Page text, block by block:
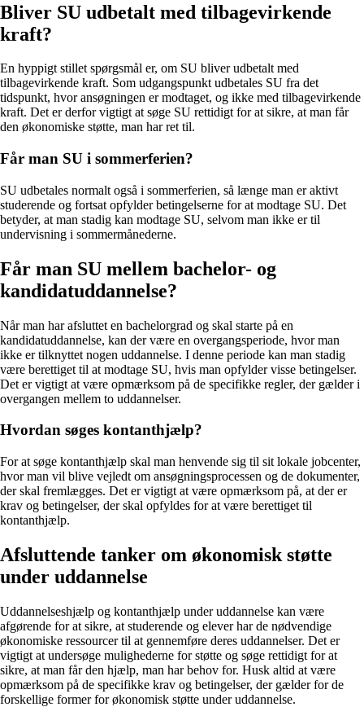
Bliver SU udbetalt med tilbagevirkende
kraft?
En hyppigt stillet spørgsmål er, om SU bliver udbetalt med
tilbagevirkende kraft. Som udgangspunkt udbetales SU fra det
tidspunkt, hvor ansøgningen er modtaget, og ikke med tilbagevirkende
kraft. Det er derfor vigtigt at søge SU rettidigt for at sikre, at man får
den økonomiske støtte, man har ret til.
Får man SU i sommerferien?
SU udbetales normalt også i sommerferien, så længe man er aktivt
studerende og fortsat opfylder betingelserne for at modtage SU. Det
betyder, at man stadig kan modtage SU, selvom man ikke er til
undervisning i sommermånederne.
Får man SU mellem bachelor- og
kandidatuddannelse?
Når man har afsluttet en bachelorgrad og skal starte på en
kandidatuddannelse, kan der være en overgangsperiode, hvor man
ikke er tilknyttet nogen uddannelse. I denne periode kan man stadig
være berettiget til at modtage SU, hvis man opfylder visse betingelser.
Det er vigtigt at være opmærksom på de specifikke regler, der gælder i
overgangen mellem to uddannelser.
Hvordan søges kontanthjælp?
For at søge kontanthjælp skal man henvende sig til sit lokale jobcenter,
hvor man vil blive vejledt om ansøgningsprocessen og de dokumenter,
der skal fremlægges. Det er vigtigt at være opmærksom på, at der er
krav og betingelser, der skal opfyldes for at være berettiget til
kontanthjælp.
Afsluttende tanker om økonomisk støtte
under uddannelse
Uddannelseshjælp og kontanthjælp under uddannelse kan være
afgørende for at sikre, at studerende og elever har de nødvendige
økonomiske ressourcer til at gennemføre deres uddannelser. Det er
vigtigt at undersøge mulighederne for støtte og søge rettidigt for at
sikre, at man får den hjælp, man har behov for. Husk altid at være
opmærksom på de specifikke krav og betingelser, der gælder for de
forskellige former for økonomisk støtte under uddannelse.